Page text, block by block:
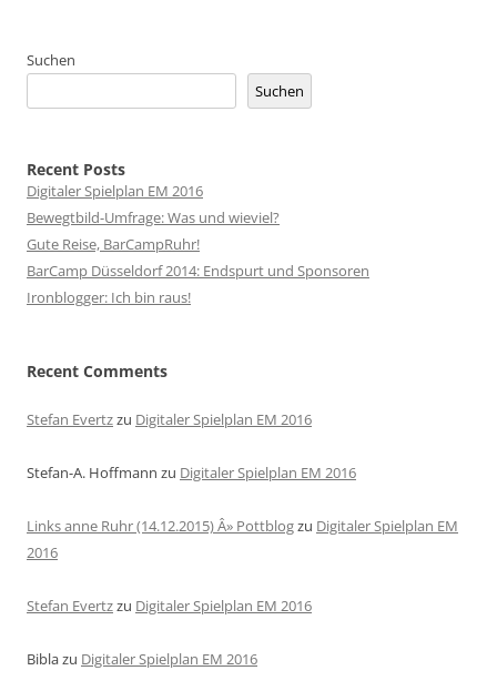
Suchen
Suchen
Recent Posts
Digitaler Spielplan EM 2016
Bewegtbild-Umfrage: Was und wieviel?
Gute Reise, BarCampRuhr!
BarCamp Düsseldorf 2014: Endspurt und Sponsoren
Ironblogger: Ich bin raus!
Recent Comments
Stefan Evertzzu Digitaler Spielplan EM 2016
Stefan-A. Hoffmann zu Digitaler Spielplan EM 2016
Links anne Ruhr (14.12.2015) Â» Pottblogzu Digitaler Spielplan EM
2016
Stefan Evertzzu Digitaler Spielplan EM 2016
Biblazu Digitaler Spielplan EM 2016